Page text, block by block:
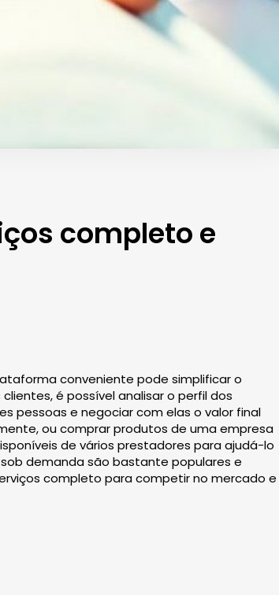
completo e
conveniente pode simplificar o
é possível analisar o perfil dos
pessoas e negociar com elas o valor final
ou comprar produtos de uma empresa
de vários prestadores para ajudá-lo
demanda são bastante populares e
completo para competir no mercado e